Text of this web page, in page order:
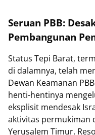
Seruan PBB:
Pembangunan
Status Tepi Barat,
di dalamnya, telah
Dewan Keamanan
henti-hentinya
eksplisit mendesak
aktivitas permukiman
Yerusalem Timur.